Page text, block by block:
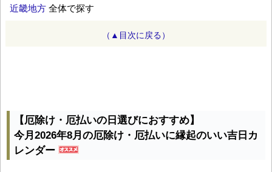
近畿地方 全体で探す
（▲目次に戻る）
【厄除け・厄払いの日選びにおすすめ】
今月2026年8月の厄除け・厄払いに縁起のいい吉日カ
レンダー